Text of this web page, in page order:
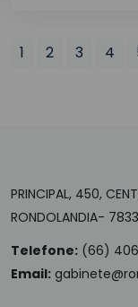
1 2 3 4
PRINCIPAL, 450,
RONDOLANDIA-
Telefone: (66)
Email: